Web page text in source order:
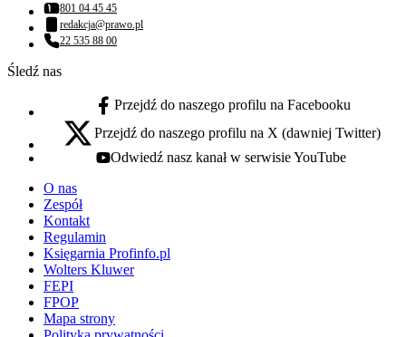
Numer telefonu:
801 04 45 45
Adres email:
redakcja@prawo.pl
Numer telefonu:
22 535 88 00
Śledź nas
facebook - otwiera się w nowej karcie
Przejdź do naszego profilu na Facebooku
x - otwiera się w nowej karcie
Przejdź do naszego profilu na X (dawniej Twitter)
youtube - otwiera się w nowej karcie
Odwiedź nasz kanał w serwisie YouTube
O nas
Zespół
Kontakt
Regulamin
Księgarnia Profinfo.pl
Wolters Kluwer
FEPI
FPOP
Mapa strony